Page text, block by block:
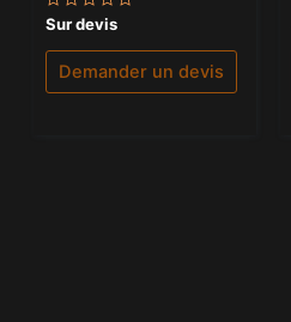
Note
0
sur
Sur devis
Demander un devis